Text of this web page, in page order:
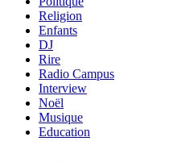
Religion
Enfants
DJ
Rire
Radio Campus
Interview
Noël
Musique
Education